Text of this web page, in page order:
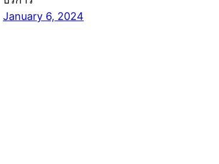
January 6, 2024